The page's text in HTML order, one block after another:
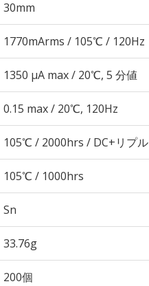
30mm
1770mArms / 105℃ / 120Hz
1350 μA max / 20℃, 5 分値
0.15 max / 20℃, 120Hz
105℃ / 2000hrs / DC+リプル
105℃ / 1000hrs
Sn
33.76g
200個